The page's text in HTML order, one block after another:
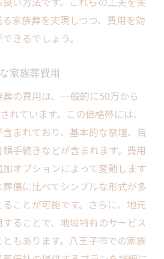
家族葬を実現しつつ、費用を効
きるでしょう。
家族葬費用
の費用は、一般的に50万から
れています。この価格帯には、
まれており、基本的な祭壇、告
手続きなどが含まれます。費用
オプションによって変動します
儀に比べてシンプルな形式が多
ことが可能です。さらに、地元
ることで、地域特有のサービス
もあります。八王子市での家族